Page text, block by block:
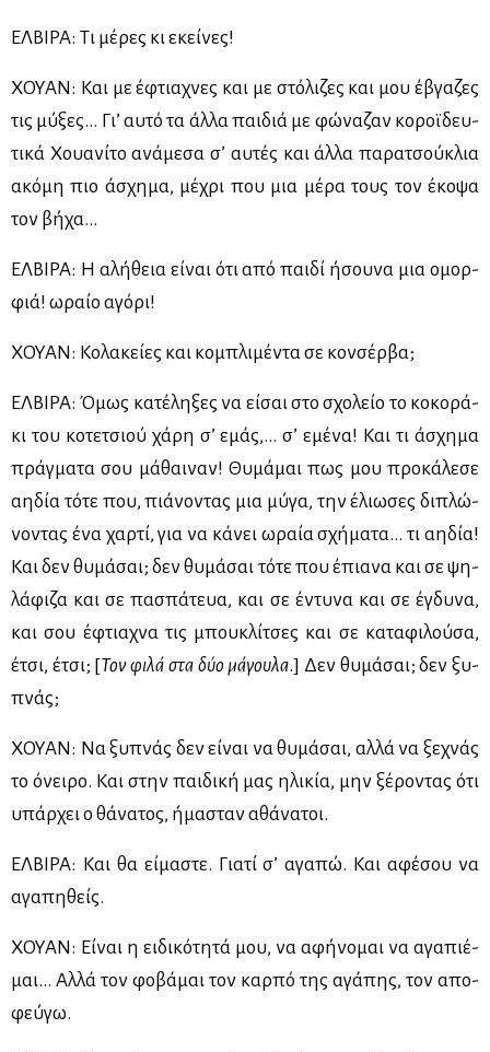
ΕΛ­ΒΙ­ΡΑ: Τι μέ­ρες κι εκεί­νες!
ΧΟΥΑΝ: Και με έφτια­χνες και με στό­λι­ζες και μου έβγα­ζες
τις μύ­ξες… Γι’ αυ­τό τα άλ­λα παι­διά με φώ­να­ζαν κο­ροϊ­δευ­
τι­κά Χουα­νί­το ανά­με­σα σ’ αυ­τές και άλ­λα πα­ρα­τσού­κλια
ακό­μη πιο άσχη­μα, μέ­χρι που μια μέ­ρα τους τον έκο­ψα
τον βή­χα…
ΕΛ­ΒΙ­ΡΑ: Η αλή­θεια εί­ναι ότι από παι­δί ήσου­να μια ομορ­
φιά! ωραίο αγό­ρι!
ΧΟΥΑΝ: Κο­λα­κεί­ες και κο­μπλι­μέ­ντα σε κον­σέρ­βα;
ΕΛ­ΒΙ­ΡΑ: Όμως κα­τέ­λη­ξες να εί­σαι στο σχο­λείο το κο­κο­ρά­
κι του κο­τε­τσιού χά­ρη σ’ εμάς,… σ’ εμέ­να! Και τι άσχη­μα
πράγ­μα­τα σου μά­θαι­ναν! Θυ­μά­μαι πως μου προ­κά­λε­σε
αη­δία τό­τε που, πιά­νο­ντας μια μύ­γα, την έλιω­σες δι­πλώ­
νο­ντας ένα χαρ­τί, για να κά­νει ωραία σχή­μα­τα… τι αη­δία!
Και δεν θυ­μά­σαι; δεν θυ­μά­σαι τό­τε που έπια­να και σε ψη­
λά­φι­ζα και σε πα­σπά­τευα, και σε έντυ­να και σε έγδυ­να,
και σου έφτια­χνα τις μπου­κλί­τσες και σε κα­τα­φι­λού­σα,
έτσι, έτσι; [Τον φι­λά στα δύο μά­γου­λα.] Δεν θυ­μά­σαι; δεν ξυ­
πνάς;
ΧΟΥΑΝ: Να ξυ­πνάς δεν εί­ναι να θυ­μά­σαι, αλ­λά να ξε­χνάς
το όνει­ρο. Και στην παι­δι­κή μας ηλι­κία, μην ξέ­ρο­ντας ότι
υπάρ­χει ο θά­να­τος, ήμα­σταν αθά­να­τοι.
ΕΛ­ΒΙ­ΡΑ: Και θα εί­μα­στε. Για­τί σ’ αγα­πώ. Και αφέ­σου να
αγα­πη­θείς.
ΧΟΥΑΝ: Εί­ναι η ει­δι­κό­τη­τά μου, να αφή­νο­μαι να αγα­πιέ­
μαι… Αλ­λά τον φο­βά­μαι τον καρ­πό της αγά­πης, τον απο­
φεύ­γω.